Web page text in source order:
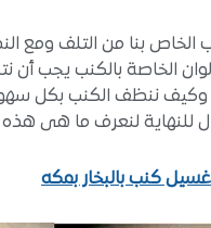
بنا من التلف ومع
الخاصة بالكنب يجب
ننظف الكنب بكل
للنهاية لنعرف ما هى
كنب بالبخار بمكه